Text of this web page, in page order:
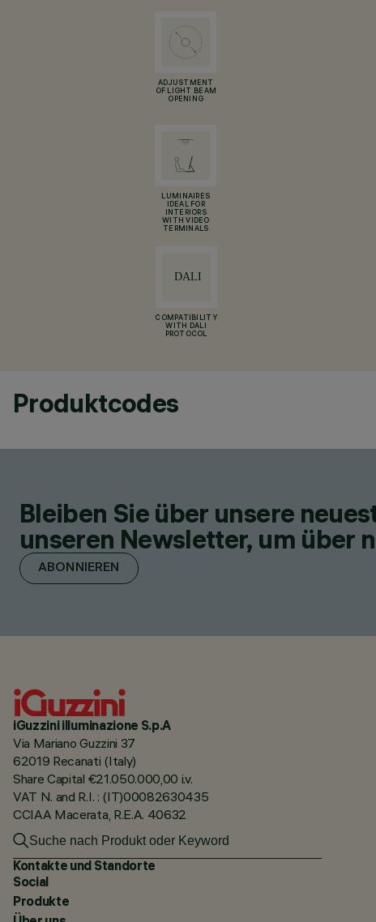
ADJUSTMENT
OF LIGHT BEAM
OPENING
LUMINAIRES
IDEAL FOR
INTERIORS
WITH VIDEO
TERMINALS
COMPATIBILITY
WITH DALI
PROTOCOL
Produktcodes
Bleiben Sie über unsere
unseren Newsletter, um über
ABONNIEREN
iGuzzini illuminazione S.p.A
Via Mariano Guzzini 37
62019 Recanati (Italy)
Share Capital €21.050.000,00 i.v.
VAT N. and R.I. : (IT)00082630435
CCIAA Macerata, R.E.A. 40632
Kontakte und Standorte
Social
Produkte